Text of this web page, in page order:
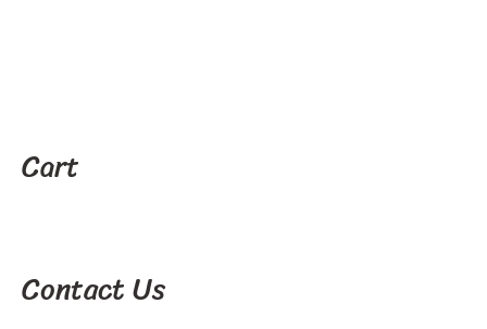
Cart
Contact Us